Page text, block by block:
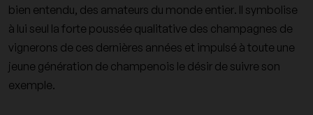
bien entendu, des amateurs du monde entier. Il symbolise
à lui seul la forte poussée qualitative des champagnes de
vignerons de ces dernières années et impulsé à toute une
jeune génération de champenois le désir de suivre son
exemple.